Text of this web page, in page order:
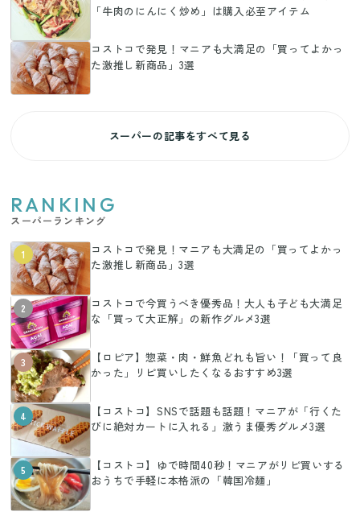
「牛肉のにんにく炒め」は購入必至アイテム
コストコで発見！マニアも大満足の「買ってよかっ
た激推し新商品」3選
スーパーの記事をすべて見る
RANKING
スーパーランキング
1
コストコで発見！マニアも大満足の「買ってよかっ
た激推し新商品」3選
2
コストコで今買うべき優秀品！大人も子ども大満足
な「買って大正解」の新作グルメ3選
3
【ロピア】惣菜・肉・鮮魚どれも旨い！「買って良
かった」リピ買いしたくなるおすすめ3選
4
【コストコ】SNSで話題も話題！マニアが「行くた
びに絶対カートに入れる」激うま優秀グルメ3選
5
【コストコ】ゆで時間40秒！マニアがリピ買いする
おうちで手軽に本格派の「韓国冷麺」